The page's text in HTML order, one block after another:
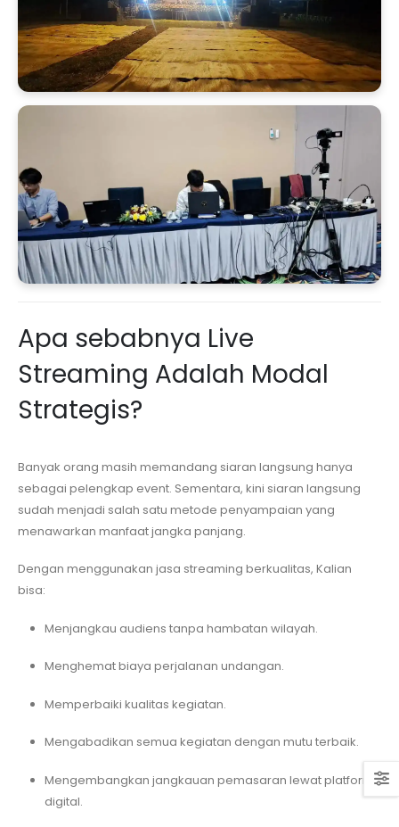
Apa sebabnya Live
Streaming Adalah Modal
Strategis?
Banyak orang masih memandang siaran langsung hanya
sebagai pelengkap event. Sementara, kini siaran langsung
sudah menjadi salah satu metode penyampaian yang
menawarkan manfaat jangka panjang.
Dengan menggunakan jasa streaming berkualitas, Kalian
bisa:
Menjangkau audiens tanpa hambatan wilayah.
Menghemat biaya perjalanan undangan.
Memperbaiki kualitas kegiatan.
Mengabadikan semua kegiatan dengan mutu terbaik.
Mengembangkan jangkauan pemasaran lewat platform
digital.